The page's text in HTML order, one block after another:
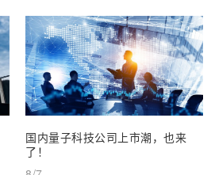
国内量子科技公司上市潮，也来
了！